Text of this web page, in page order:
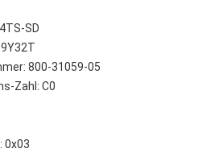
SD
800-31059-05
Zahl: C0
0x03